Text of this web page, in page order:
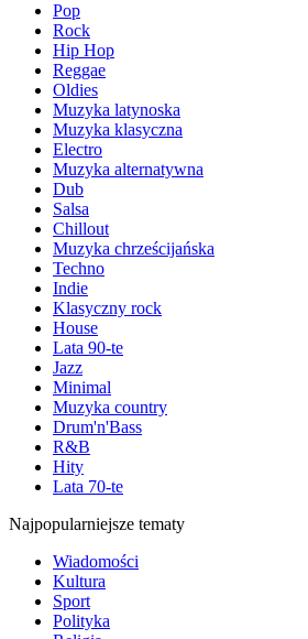
Pop
Rock
Hip Hop
Reggae
Oldies
Muzyka latynoska
Muzyka klasyczna
Electro
Muzyka alternatywna
Dub
Salsa
Chillout
Muzyka chrześcijańska
Techno
Indie
Klasyczny rock
House
Lata 90-te
Jazz
Minimal
Muzyka country
Drum'n'Bass
R&B
Hity
Lata 70-te
Najpopularniejsze tematy
Wiadomości
Kultura
Sport
Polityka